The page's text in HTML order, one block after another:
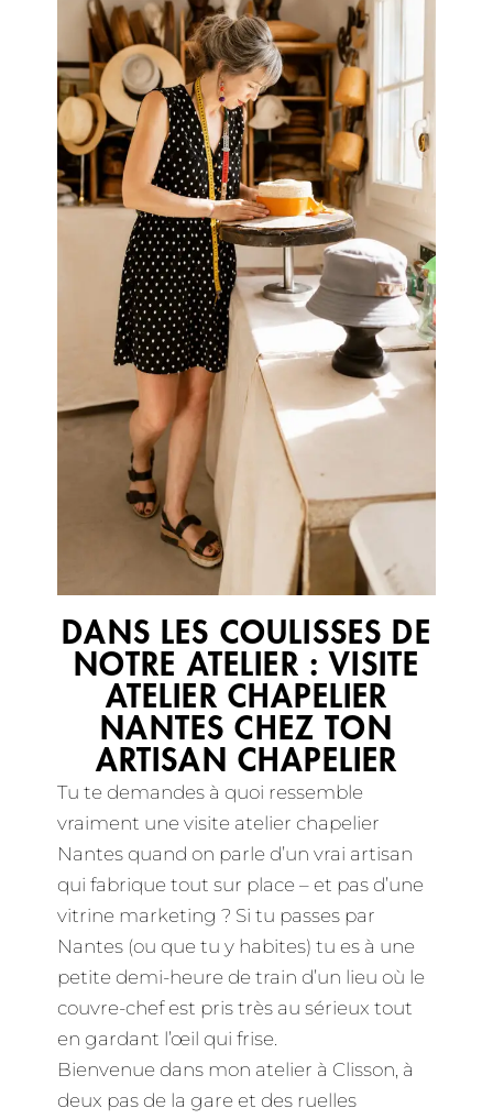
DANS LES COULISSES DE
NOTRE ATELIER : VISITE
ATELIER CHAPELIER
NANTES CHEZ TON
ARTISAN CHAPELIER
Tu te demandes à quoi ressemble
vraiment une visite atelier chapelier
Nantes quand on parle d’un vrai artisan
qui fabrique tout sur place – et pas d’une
vitrine marketing ? Si tu passes par
Nantes (ou que tu y habites) tu es à une
petite demi-heure de train d’un lieu où le
couvre-chef est pris très au sérieux tout
en gardant l’œil qui frise.
Bienvenue dans mon atelier à Clisson, à
deux pas de la gare et des ruelles